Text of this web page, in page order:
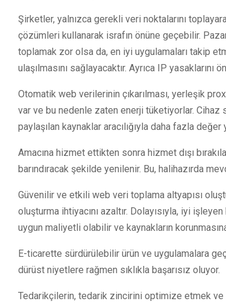
Şirketler, yalnızca gerekli veri noktalarını
çözümleri kullanarak israfın önüne geçebilir.
toplamak zor olsa da, en iyi uygulamaları takip
ulaşılmasını sağlayacaktır. Ayrıca IP
Otomatik web verilerinin çıkarılması, yerleşik
var ve bu nedenle zaten enerji tüketiyorlar.
paylaşılan kaynaklar aracılığıyla daha fazla değer
Amacına hizmet ettikten sonra hizmet dışı
barındıracak şekilde yenilenir. Bu, halihazırda
Güvenilir ve etkili web veri toplama altyapısı
oluşturma ihtiyacını azaltır. Dolayısıyla, iyi
uygun maliyetli olabilir ve kaynakların
E-ticarette sürdürülebilir ürün ve uygulamalara
dürüst niyetlere rağmen sıklıkla başarısız oluyor.
Tedarikçilerin, tedarik zincirini optimize etmek ve